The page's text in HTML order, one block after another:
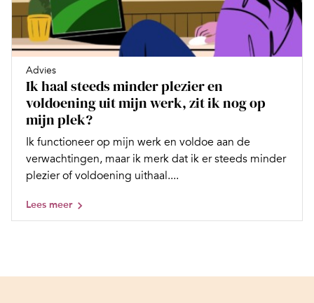
Advies
Ik haal steeds minder plezier en
voldoening uit mijn werk, zit ik nog op
mijn plek?
Ik functioneer op mijn werk en voldoe aan de
verwachtingen, maar ik merk dat ik er steeds minder
plezier of voldoening uithaal....
Lees meer